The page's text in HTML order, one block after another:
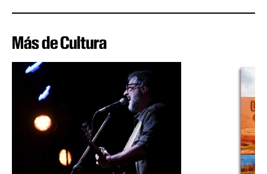
Más de Cultura